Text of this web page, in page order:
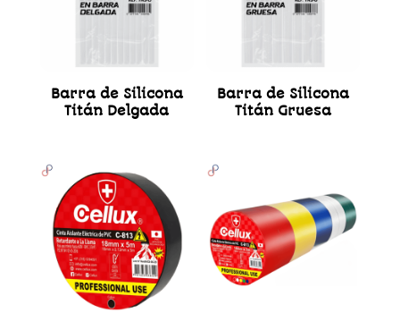
Barra de Silicona
Titán Delgada
Barra de Silicona
Titán Gruesa